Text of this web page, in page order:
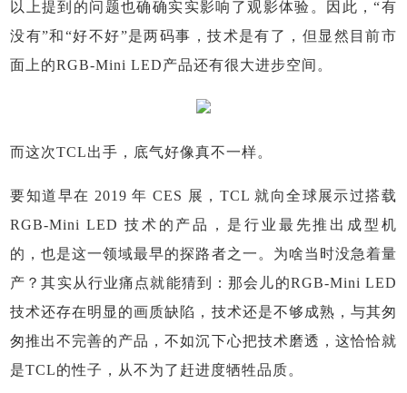
以上提到的问题也确确实实影响了观影体验。因此，“有
没有”和“好不好”是两码事，技术是有了，但显然目前市
面上的RGB-Mini LED产品还有很大进步空间。
而这次TCL出手，底气好像真不一样。
要知道早在 2019 年 CES 展，TCL 就向全球展示过搭载
RGB-Mini LED 技术的产品，是行业最先推出成型机
的，也是这一领域最早的探路者之一。为啥当时没急着量
产？其实从行业痛点就能猜到：那会儿的RGB-Mini LED
技术还存在明显的画质缺陷，技术还是不够成熟，与其匆
匆推出不完善的产品，不如沉下心把技术磨透，这恰恰就
是TCL的性子，从不为了赶进度牺牲品质。